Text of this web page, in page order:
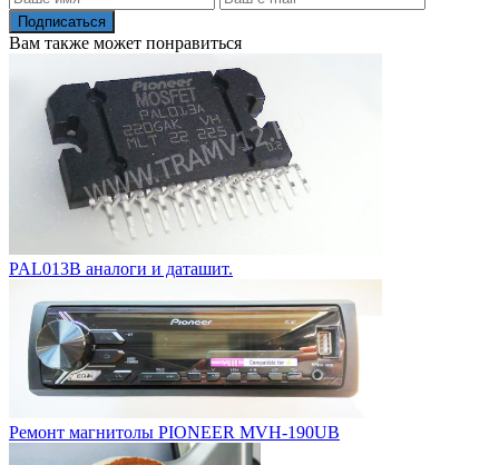
Подписаться
Вам также может понравиться
PAL013B аналоги и даташит.
Ремонт магнитолы PIONEER MVH-190UB